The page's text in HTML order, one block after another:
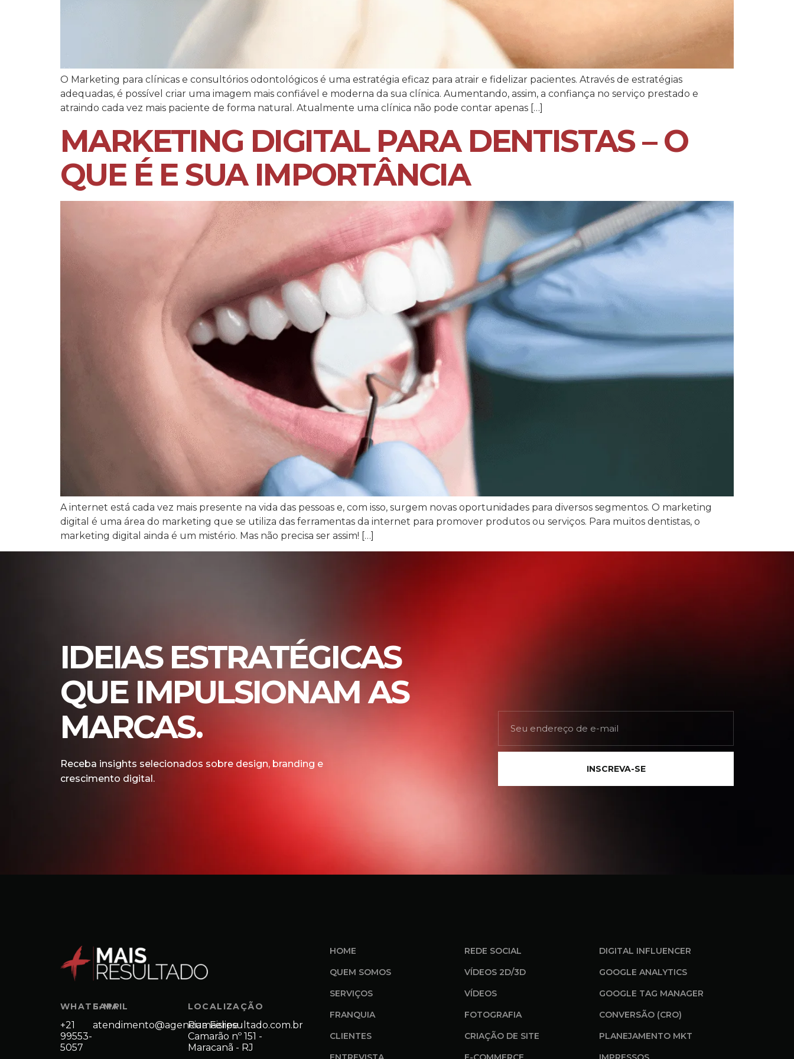
O Marketing para clínicas e consultórios odontológicos é uma estratégia eficaz para atrair e fidelizar pacientes. Através de estratégias
adequadas, é possível criar uma imagem mais confiável e moderna da sua clínica. Aumentando, assim, a confiança no serviço prestado e
atraindo cada vez mais paciente de forma natural. Atualmente uma clínica não pode contar apenas […]
MARKETING DIGITAL PARA DENTISTAS – O
QUE É E SUA IMPORTÂNCIA
A internet está cada vez mais presente na vida das pessoas e, com isso, surgem novas oportunidades para diversos segmentos. O marketing
digital é uma área do marketing que se utiliza das ferramentas da internet para promover produtos ou serviços. Para muitos dentistas, o
marketing digital ainda é um mistério. Mas não precisa ser assim! […]
IDEIAS ESTRATÉGICAS
QUE IMPULSIONAM AS
MARCAS.
Receba insights selecionados sobre design, branding e
crescimento digital.
INSCREVA-SE
WHATSAPP
+21
99553-
5057
E-MAIL
atendimento@agenciamaisresultado.com.br
LOCALIZAÇÃO
Rua Felipe
Camarão nº 151 -
Maracanã - RJ
HOME
QUEM SOMOS
SERVIÇOS
FRANQUIA
CLIENTES
REDE SOCIAL
VÍDEOS 2D/3D
VÍDEOS
FOTOGRAFIA
CRIAÇÃO DE SITE
DIGITAL INFLUENCER
GOOGLE ANALYTICS
GOOGLE TAG MANAGER
CONVERSÃO (CRO)
PLANEJAMENTO MKT